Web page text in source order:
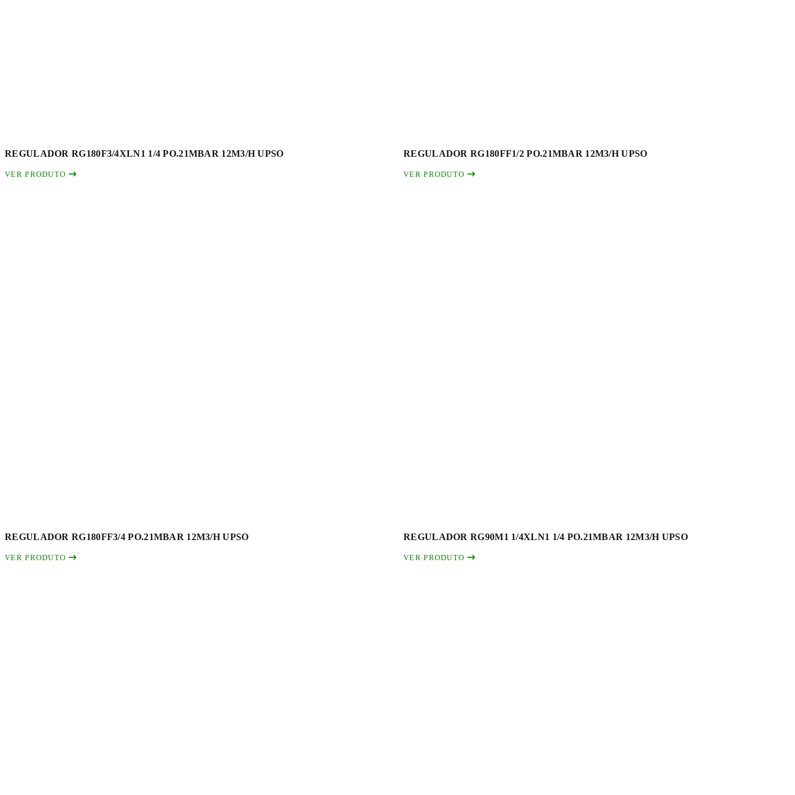
REGULADOR RG180F3/4XLN1 1/4 PO.21MBAR 12M3/H UPSO
VER PRODUTO
REGULADOR RG180FF1/2 PO.21MBAR 12M3/H UPSO
VER PRODUTO
REGULADOR RG180FF3/4 PO.21MBAR 12M3/H UPSO
VER PRODUTO
REGULADOR RG90M1 1/4XLN1 1/4 PO.21MBAR 12M3/H UPSO
VER PRODUTO